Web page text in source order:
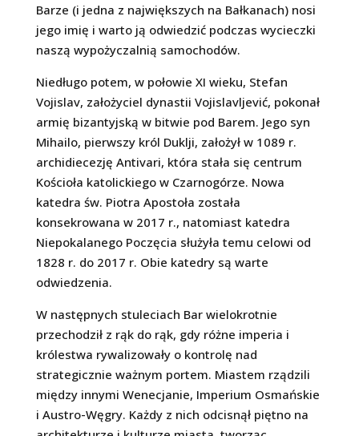
Barze (i jedna z największych na Bałkanach) nosi
jego imię i warto ją odwiedzić podczas wycieczki
naszą wypożyczalnią samochodów.
Niedługo potem, w połowie XI wieku, Stefan
Vojislav, założyciel dynastii Vojislavljević, pokonał
armię bizantyjską w bitwie pod Barem. Jego syn
Mihailo, pierwszy król Duklji, założył w 1089 r.
archidiecezję Antivari, która stała się centrum
Kościoła katolickiego w Czarnogórze. Nowa
katedra św. Piotra Apostoła została
konsekrowana w 2017 r., natomiast katedra
Niepokalanego Poczęcia służyła temu celowi od
1828 r. do 2017 r. Obie katedry są warte
odwiedzenia.
W następnych stuleciach Bar wielokrotnie
przechodził z rąk do rąk, gdy różne imperia i
królestwa rywalizowały o kontrolę nad
strategicznie ważnym portem. Miastem rządzili
między innymi Wenecjanie, Imperium Osmańskie
i Austro-Węgry. Każdy z nich odcisnął piętno na